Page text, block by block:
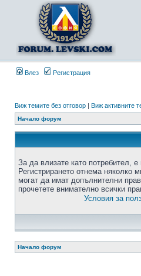
Влез Регистрация
Виж темите без отговор | Виж активните
Начало форум
За да влизате като потребител,
Регистрирането отнема няколко
могат да имат допълнителни
прочетете внимателно всички
Условия за
Начало форум